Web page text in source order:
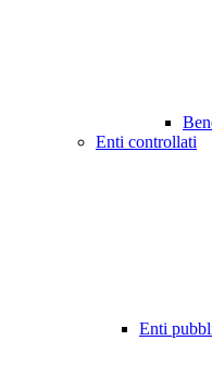
Enti controllati
Enti